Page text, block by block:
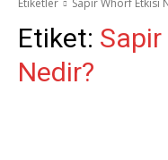
Etiketler Sapir Whorf Etkisi
Etiket:
Nedir?